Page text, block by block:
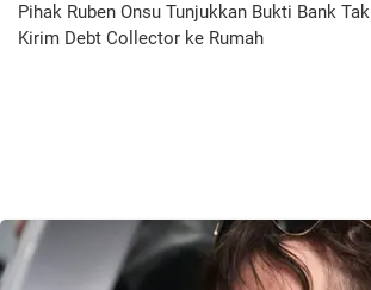
Pihak Ruben Onsu Tunjukkan Bukti Bank Tak
Kirim Debt Collector ke Rumah